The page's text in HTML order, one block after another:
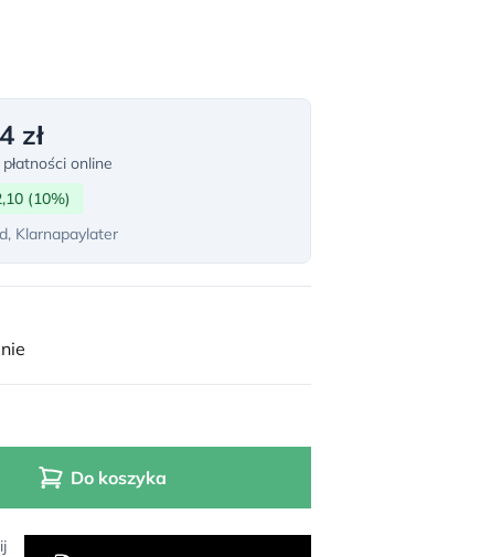
zł
online
(10%)
Klarnapaylater
Do koszyka